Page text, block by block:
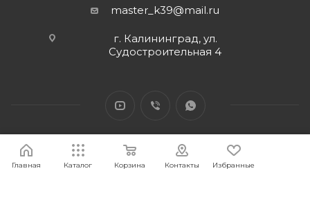
master_k39@mail.ru
г. Калининград, ул.
Судостроительная 4
Главная Каталог Корзина Контакты Избранные